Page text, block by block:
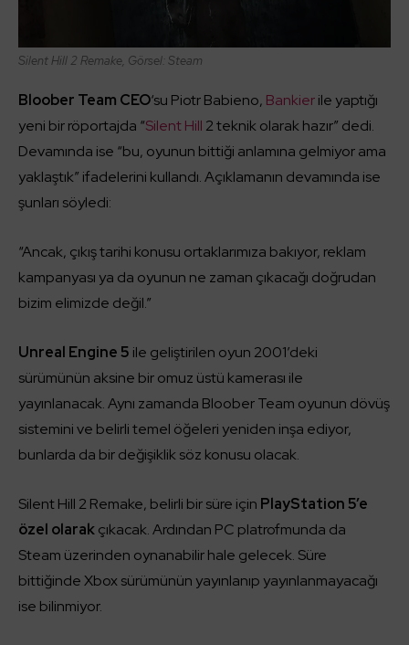
Silent Hill 2 Remake, Görsel: Steam
Bloober Team CEO‘su Piotr Babieno, Bankierile yaptığı
yeni bir röportajda “Silent Hill 2 teknik olarak hazır” dedi.
Devamında ise “bu, oyunun bittiği anlamına gelmiyor ama
yaklaştık” ifadelerini kullandı. Açıklamanın devamında ise
şunları söyledi:
“Ancak, çıkış tarihi konusu ortaklarımıza bakıyor, reklam
kampanyası ya da oyunun ne zaman çıkacağı doğrudan
bizim elimizde değil.”
Unreal Engine 5 ile geliştirilen oyun 2001’deki
sürümünün aksine bir omuz üstü kamerası ile
yayınlanacak. Aynı zamanda Bloober Team oyunun dövüş
sistemini ve belirli temel öğeleri yeniden inşa ediyor,
bunlarda da bir değişiklik söz konusu olacak.
Silent Hill 2 Remake, belirli bir süre için PlayStation 5’e
özel olarakçıkacak. Ardından PC platrofmunda da
Steam üzerinden oynanabilir hale gelecek. Süre
bittiğinde Xbox sürümünün yayınlanıp yayınlanmayacağı
ise bilinmiyor.